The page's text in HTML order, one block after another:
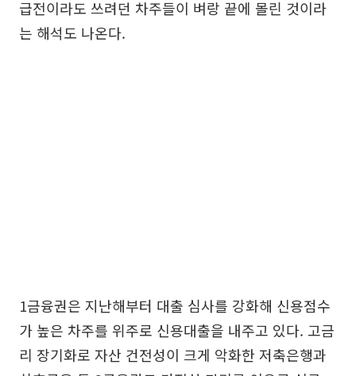
급전이라도 쓰려던 차주들이 벼랑 끝에 몰린 것이라
는 해석도 나온다.
1금융권은 지난해부터 대출 심사를 강화해 신용점수
가 높은 차주를 위주로 신용대출을 내주고 있다. 고금
리 장기화로 자산 건전성이 크게 악화한 저축은행과